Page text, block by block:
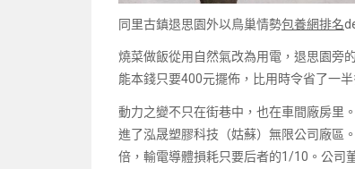
同里古鎮退思園外以鳥巢情勢包養網排名
燒菜做飯從用自然氣改為用電，退思園旁
能本錢只要400元擺佈，比用時令省了一
動力之變不只在街巷中，也在車間廠房里
進了泓晟塑膠科技（姑蘇）無限公司廠區
倍，輸電導體損耗只要后者的1/10。公司